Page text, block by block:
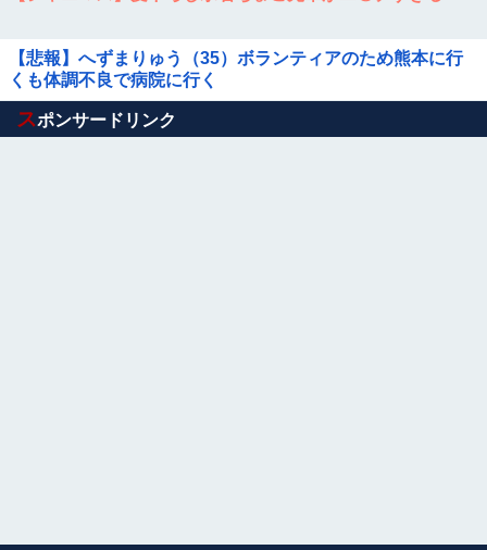
【悲報】へずまりゅう（35）ボランティアのため熊本に行
くも体調不良で病院に行く
Powered by livedoor 相互RSS
スポンサードリンク